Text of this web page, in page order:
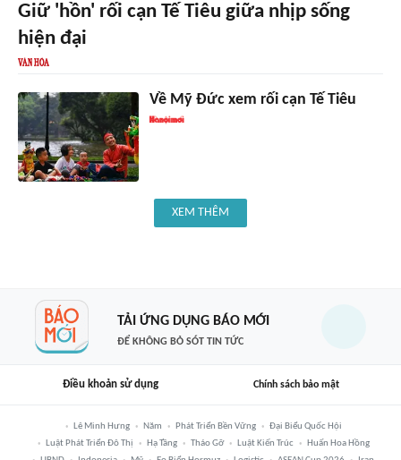
Giữ 'hồn' rối cạn Tế Tiêu giữa nhịp sống
hiện đại
Về Mỹ Đức xem rối cạn Tế Tiêu
XEM THÊM
TẢI ỨNG DỤNG BÁO MỚI
ĐỂ KHÔNG BỎ SÓT TIN TỨC
Điều khoản sử dụng Chính sách bảo mật
Lê Minh Hưng Năm Phát Triển Bền Vững
Đại Biểu Quốc Hội
Luật Phát Triển Đô Thị
Hạ Tầng Tháo Gỡ Luật Kiến Trúc
Huấn Hoa Hồng